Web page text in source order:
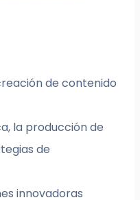
de contenido
la producción de
de
innovadoras